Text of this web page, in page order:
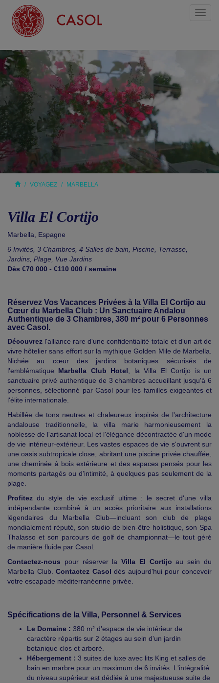
VOYAGEZ MARBELLA
Villa El Cortijo
Marbella
Espagne
6 Invités, 3 Chambres, 4 Salles de bain, Piscine, Terrasse,
Jardins, Plage, Vue Jardins
Dès €70 000 - €110 000 / semaine
Réservez Vos Vacances Privées à la Villa El Cortijo au
Cœur du Marbella Club : Un Sanctuaire Andalou
Authentique de 3 Chambres, 380 m² pour 6 Personnes
avec Casol.
Découvrez l'alliance rare d'une confidentialité totale et d'un art de
vivre hôtelier sans effort sur la mythique Golden Mile de Marbella.
Nichée au cœur des jardins botaniques sécurisés de
l'emblématique Marbella Club Hotel , la Villa El Cortijo is un
sanctuaire privé authentique de 3 chambres accueillant jusqu'à 6
personnes, sélectionné par Casol pour les familles exigeantes et
l'élite internationale.
Habillée de tons neutres et chaleureux inspirés de l'architecture
andalouse traditionnelle, la villa marie harmonieusement la
noblesse de l'artisanat local et l'élégance décontractée d'un mode
de vie intérieur-extérieur. Les vastes espaces de vie s'ouvrent sur
une oasis subtropicale close, abritant une piscine privée chauffée,
une cheminée à bois extérieure et des espaces pensés pour les
moments partagés ou d'intimité, à quelques pas seulement de la
plage.
Profitez du style de vie exclusif ultime : le secret d'une villa
indépendante combiné à un accès prioritaire aux installations
légendaires du Marbella Club—incluant son club de plage
mondialement réputé, son studio de bien-être holistique, son Spa
Thalasso et son parcours de golf de championnat—le tout géré
de manière fluide par Casol.
Contactez-nous pour réserver laVilla El Cortijo au sein du
Marbella Club.Contactez Casoldès aujourd'hui pour concevoir
votre escapade méditerranéenne privée.
Spécifications de la Villa, Personnel & Services
Le Domaine : 380 m² d'espace de vie intérieur de
caractère répartis sur 2 étages au sein d'un jardin
botanique clos et arboré.
Hébergement : 3 suites de luxe avec lits King et salles de
bain en marbre pour un maximum de 6 invités. L'intégralité
du niveau supérieur est dédiée à une majestueuse suite de